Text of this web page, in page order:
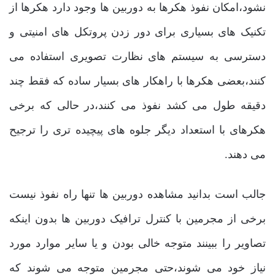
نشود،امکان نفوذ هکرها به دوربین ها وجود دارد هکرها از
تکنیک های بسیاری برای دور زدن پروتکل های امنیتی و
دسترسی به سیستم های نظارت تصویری استفاده می
کنند،بعضی هکرها با راهکار های بسیار ساده که فقط چند
دقیقه طول می کشد نفوذ می کنند،در حالی که برخی
هکرهای با استعداد دیگر جلوه های پیچیده تری را ترجیح
می دهند.
جالب است بدانید مشاهده دوربین ها تنها راه نفوذ نیست
برخی از مجرمین با کنترل ترافیک دوربین ها بدون اینکه
تصاویر را ببینند متوجه خالی بودن و یا سایر موارد مورد
نیاز خود می شوند،حتی مجرمین متوجه می شوند که